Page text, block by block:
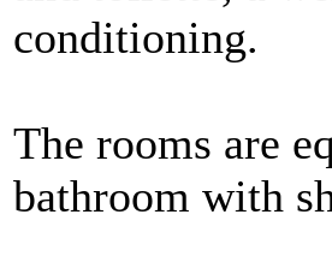
conditioning.
The rooms are
bathroom with